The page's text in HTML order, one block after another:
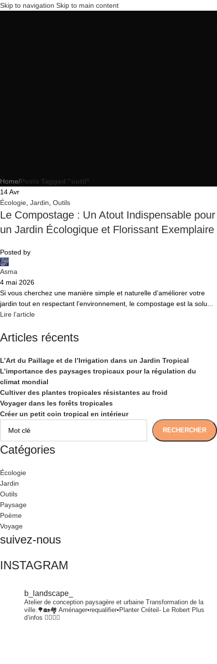
Skip to navigation Skip to main content
Home/Posts Tagged "outil"
14Avr
Écologie Jardin Outils
Le Compostage : Un Atout Indispensable pour
un Jardin Écologique et Florissant Exemplaire
Posted by
Asma
4 mai 2026
Si vous cherchez une manière simple et naturelle d’améliorer votre
jardin tout en respectant l’environnement, le compostage est la solu...
Lire l’article
Articles récents
L’Art du Paillage et de l’Irrigation dans un Jardin Tropical
L’importance des paysages tropicaux pour la régulation du
climat mondial
Cultiver des plantes tropicales résistantes au froid
Voyager dans les forêts tropicales
Créer un petit coin tropical en intérieur
RECHERCHER
Catégories
Écologie
Jardin
Outils
Paysage
Poème
Voyage
suivez-nous
INSTAGRAM
b_landscape_
Atelier de conception paysagère et urbaine Transformation de la
ville.🌳🏡🏘 Aménager•requalifier•Planter Créteil- Le Robert Plus
d’infos 👇🏾👇🏾